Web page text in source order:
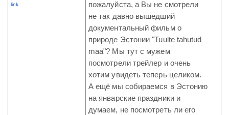
link
пожалуйста, а Вы не смотрели
не так давно вышедший
документальный фильм о
природе Эстонии "Tuulte tahutud
maa"? Мы тут с мужем
посмотрели трейлер и очень
хотим увидеть теперь целиком.
А ещё мы собираемся в Эстонию
на январские праздники и
думаем, не посмотреть ли его